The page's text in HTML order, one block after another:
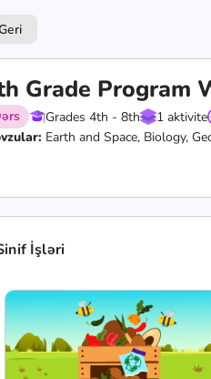
Grade Program
Grades 4th - 8th 1 aktivite
Earth and Space, Biology,
İşləri